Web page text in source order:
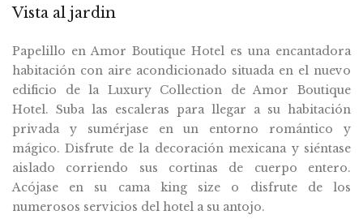
Vista al jardin
Papelillo en Amor Boutique Hotel es una encantadora
habitación con aire acondicionado situada en el nuevo
edificio de la Luxury Collection de Amor Boutique
Hotel. Suba las escaleras para llegar a su habitación
privada y sumérjase en un entorno romántico y
mágico. Disfrute de la decoración mexicana y siéntase
aislado corriendo sus cortinas de cuerpo entero.
Acójase en su cama king size o disfrute de los
numerosos servicios del hotel a su antojo.